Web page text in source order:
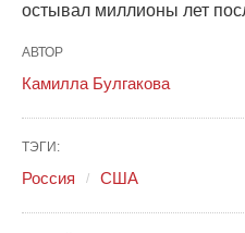
остывал миллионы лет
АВТОР
Камилла Булгакова
ТЭГИ:
Россия США